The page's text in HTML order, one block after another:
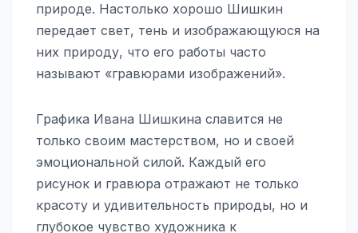
природе. Настолько хорошо Шишкин
передает свет, тень и изображающуюся на
них природу, что его работы часто
называют «гравюрами изображений».
Графика Ивана Шишкина славится не
только своим мастерством, но и своей
эмоциональной силой. Каждый его
рисунок и гравюра отражают не только
красоту и удивительность природы, но и
глубокое чувство художника к